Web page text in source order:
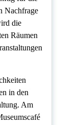
Nachfrage
die
Räumen
in den
Am